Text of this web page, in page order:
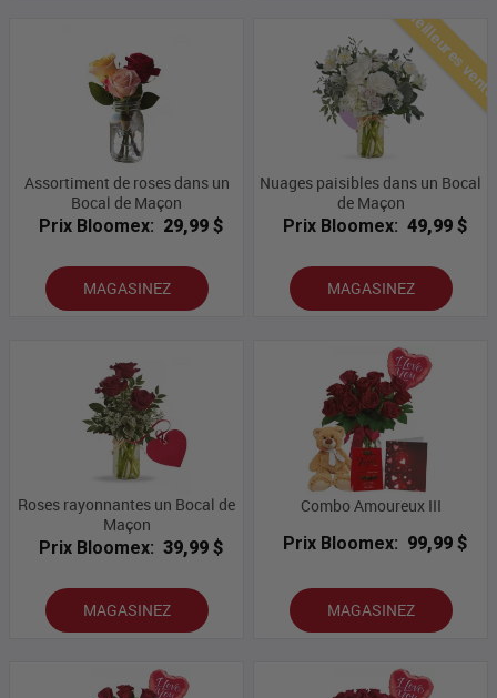
Assortiment de roses dans un
Bocal de Maçon
Prix Bloomex: 29,99 $
MAGASINEZ
Meilleures
Nuages ​​paisibles dans un Bocal
de Maçon
Prix Bloomex: 49,99 $
MAGASINEZ
Roses rayonnantes un Bocal de
Maçon
Prix Bloomex: 39,99 $
MAGASINEZ
Combo Amoureux III
Prix Bloomex: 99,99 $
MAGASINEZ